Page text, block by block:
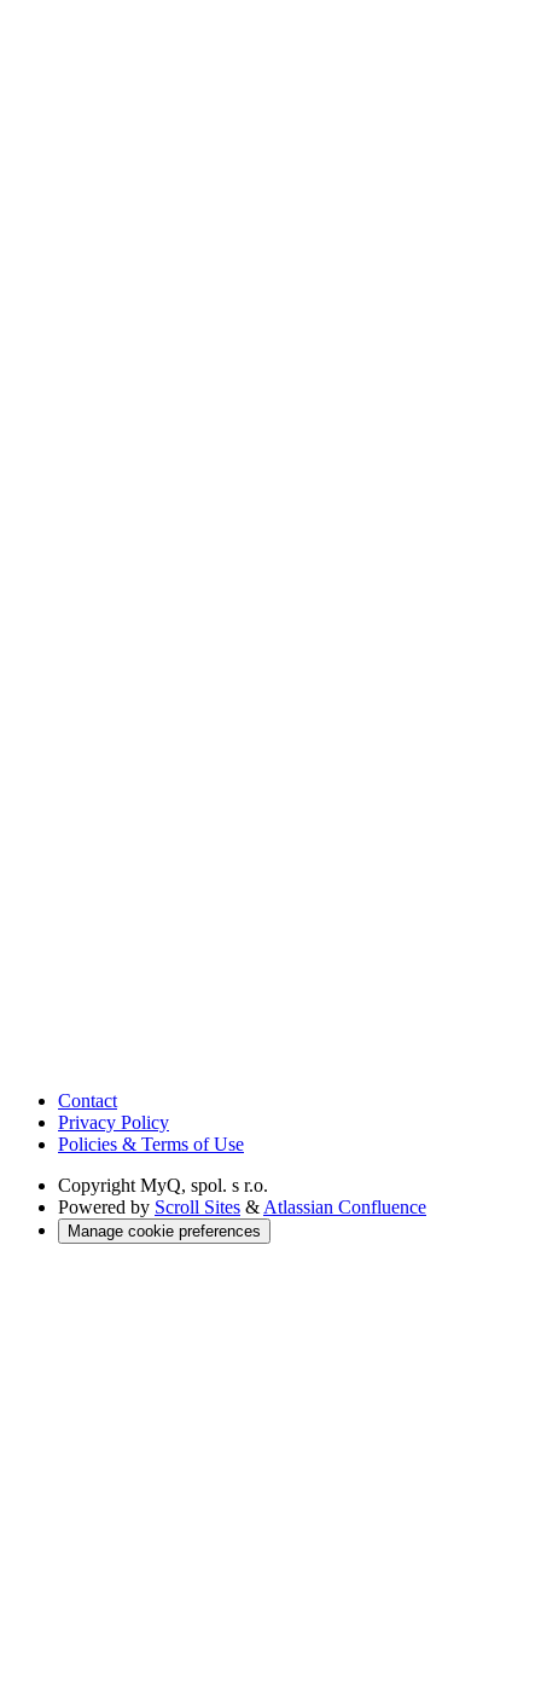
Contact
Privacy Policy
Policies & Terms of Use
Copyright MyQ, spol. s r.o.
Powered by Scroll Sites & Atlassian Confluence
Manage cookie preferences